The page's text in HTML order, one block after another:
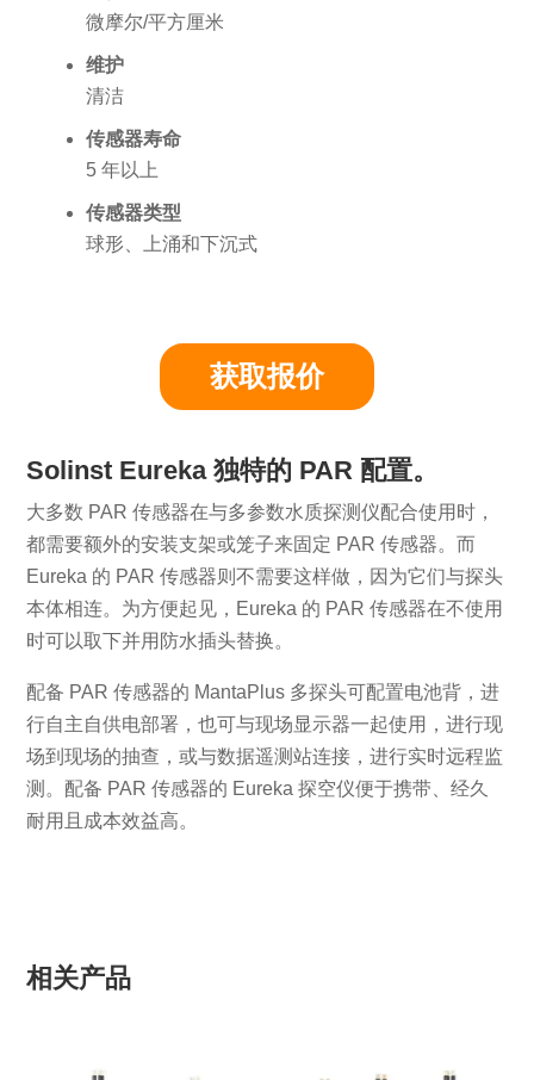
微摩尔/平方厘米
维护
清洁
传感器寿命
5 年以上
传感器类型
球形、上涌和下沉式
获取报价
Solinst Eureka 独特的 PAR 配置。
大多数 PAR 传感器在与多参数水质探测仪配合使用时，
都需要额外的安装支架或笼子来固定 PAR 传感器。而
Eureka 的 PAR 传感器则不需要这样做，因为它们与探头
本体相连。为方便起见，Eureka 的 PAR 传感器在不使用
时可以取下并用防水插头替换。
配备 PAR 传感器的 MantaPlus 多探头可配置电池背，进
行自主自供电部署，也可与现场显示器一起使用，进行现
场到现场的抽查，或与数据遥测站连接，进行实时远程监
测。配备 PAR 传感器的 Eureka 探空仪便于携带、经久
耐用且成本效益高。
相关产品